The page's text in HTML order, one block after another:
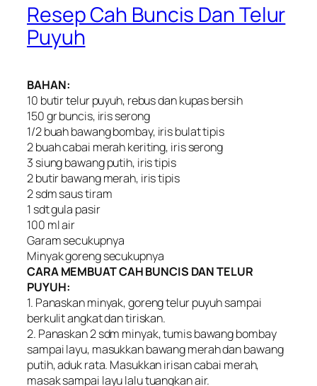
Resep Cah Buncis Dan Telur
Puyuh
BAHAN:
10 butir telur puyuh, rebus dan kupas bersih
150 gr buncis, iris serong
1/2 buah bawang bombay, iris bulat tipis
2 buah cabai merah keriting, iris serong
3 siung bawang putih, iris tipis
2 butir bawang merah, iris tipis
2 sdm saus tiram
1 sdt gula pasir
100 ml air
Garam secukupnya
Minyak goreng secukupnya
CARA MEMBUAT CAH BUNCIS DAN TELUR
PUYUH:
1. Panaskan minyak, goreng telur puyuh sampai
berkulit angkat dan tiriskan.
2. Panaskan 2 sdm minyak, tumis bawang bombay
sampai layu, masukkan bawang merah dan bawang
putih, aduk rata. Masukkan irisan cabai merah,
masak sampai layu lalu tuangkan air.